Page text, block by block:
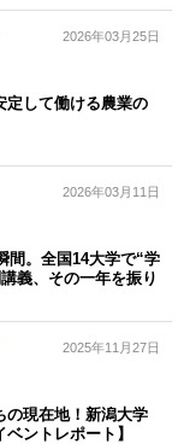
2026年03月25日
定して働ける農業の
2026年03月11日
間。全国14大学で“学
義、その一年を振り
2025年11月27日
の現在地！新潟大学
ントレポート】